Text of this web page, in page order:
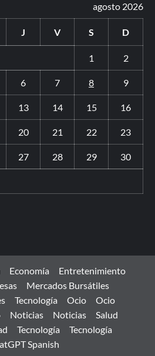
agosto 2026
J V S D
1 2
6 7 8 9
13 14 15 16
20 21 22 23
27 28 29 30
Economía
Entretenimiento
Mercados Bursátiles
Tecnología Ocio
Ocio
Noticias Noticias
Salud
Tecnología
Tecnología
Spanish